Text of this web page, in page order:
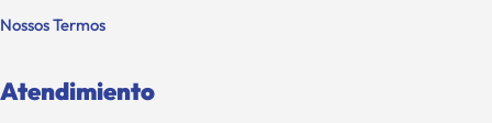
Nossos Termos
Atendimiento